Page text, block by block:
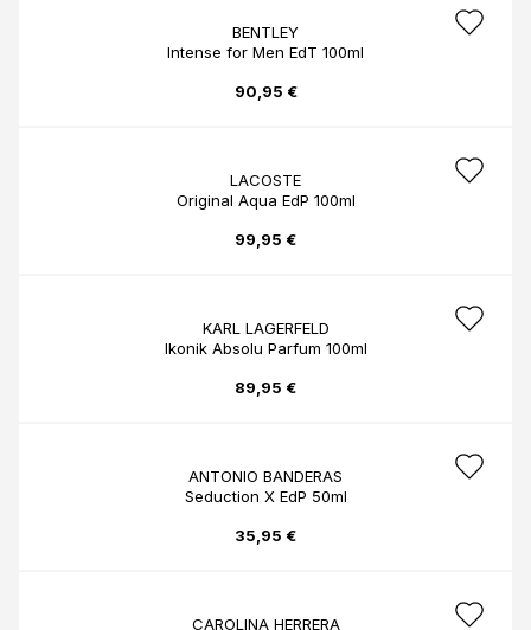
BENTLEY
Intense for Men EdT 100ml
90,95 €
LACOSTE
Original Aqua EdP 100ml
99,95 €
KARL LAGERFELD
Ikonik Absolu Parfum 100ml
89,95 €
ANTONIO BANDERAS
Seduction X EdP 50ml
35,95 €
CAROLINA HERRERA